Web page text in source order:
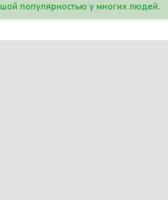
популярностью у многих людей.